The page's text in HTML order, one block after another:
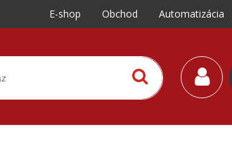
E-shop Obchod Automatizácia